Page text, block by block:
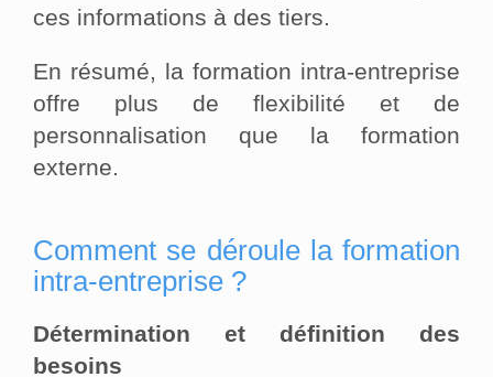
ces informations à des tiers.
En résumé, la formation intra-entreprise
offre plus de flexibilité et de
personnalisation que la formation
externe.
Comment se déroule la formation
intra-entreprise ?
Détermination et définition des
besoins